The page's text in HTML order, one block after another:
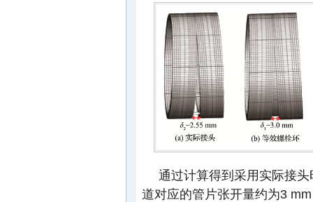
通过计算得到采用实际接
道对应的管片张开量约为3